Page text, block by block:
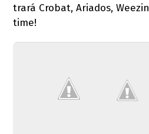
trará Crobat, Ariados,
time!